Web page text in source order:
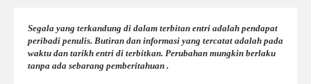
Segala yang terkandung di dalam terbitan entri adalah pendapat
peribadi penulis. Butiran dan informasi yang tercatat adalah pada
waktu dan tarikh entri di terbitkan. Perubahan mungkin berlaku
tanpa ada sebarang pemberitahuan .